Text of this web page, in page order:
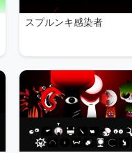
スプルンキ感染者